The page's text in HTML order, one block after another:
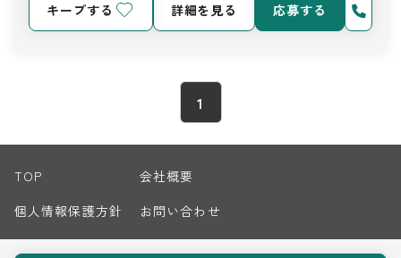
キープする 詳細を見る 応募する
1
TOP
会社概要
個人情報保護方針
お問い合わせ